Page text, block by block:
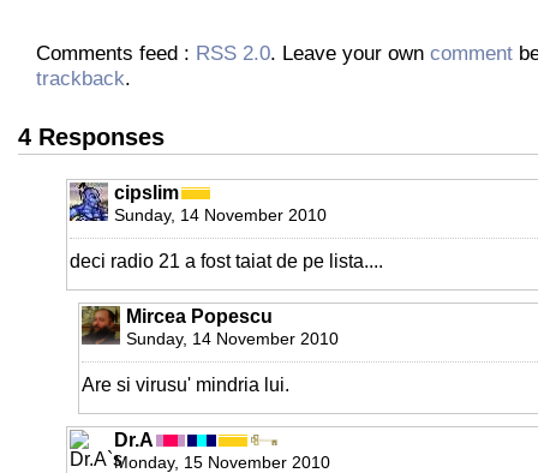
Comments feed : RSS 2.0. Leave your own comment
trackback.
4 Responses
cipslim
Sunday, 14 November 2010
deci radio 21 a fost taiat de pe lista....
Mircea Popescu
Sunday, 14 November 2010
Are si virusu' mindria lui.
Dr.A
Monday, 15 November 2010